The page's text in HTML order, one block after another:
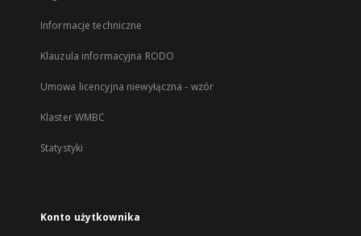
Informacje techniczne
Klauzula informacyjna RODO
Umowa licencyjna niewyłączna - wzór
Klaster WMBC
Statystyki
Konto użytkownika